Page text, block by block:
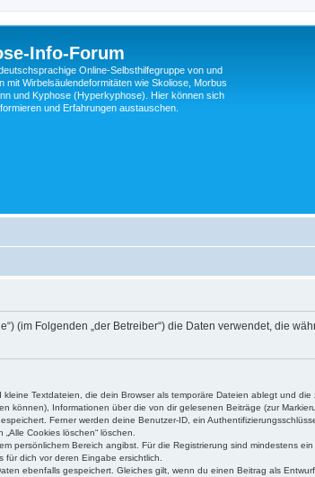
Info-Forum
Online-Selbsthilfegruppe von und
mit Wirbelsäulendeformitäten wie Skoliose, Morbus
und Kyphose (Hyperkyphose). Hier können sich
und Erfahrungen austauschen.
(im Folgenden „der Betreiber“) die Daten verwendet, die
Textdateien, die dein Browser als temporäre Dateien ablegt und
können), Informationen über die von dir gelesenen Beiträge (zur
Ferner werden deine Benutzer-ID, ein
Cookies löschen“ löschen.
persönlichem Bereich angibst. Für die Registrierung sind mindestens
dich vor deren Eingabe ersichtlich.
ebenfalls gespeichert. Gleiches gilt, wenn du einen Beitrag als